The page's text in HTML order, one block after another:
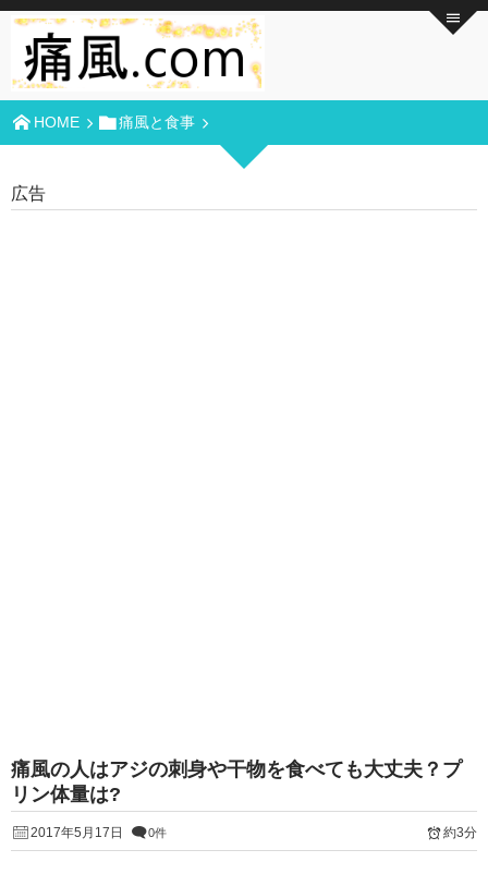
HOME 痛風と食事
広告
痛風の人はアジの刺身や干物を食べても大丈夫？プ
リン体量は?
2017年5月17日 0件 約3分